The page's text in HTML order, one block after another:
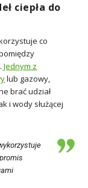
ciepła do
co
Jednym z
lub gazowy,
brać udział
i wody służącej